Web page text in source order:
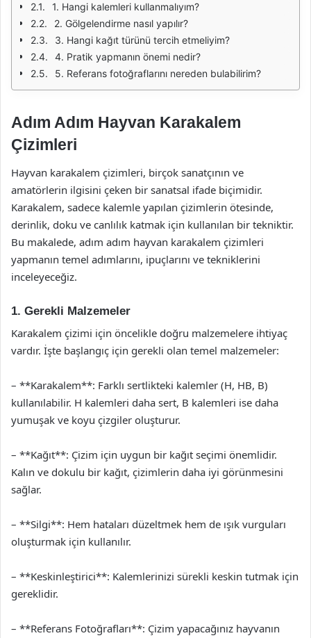
1. Hangi kalemleri kullanmalıyım?
2. Gölgelendirme nasıl yapılır?
3. Hangi kağıt türünü tercih etmeliyim?
4. Pratik yapmanın önemi nedir?
5. Referans fotoğraflarını nereden bulabilirim?
Adım Adım Hayvan Karakalem
Çizimleri
Hayvan karakalem çizimleri, birçok sanatçının ve
amatörlerin ilgisini çeken bir sanatsal ifade biçimidir.
Karakalem, sadece kalemle yapılan çizimlerin ötesinde,
derinlik, doku ve canlılık katmak için kullanılan bir tekniktir.
Bu makalede, adım adım hayvan karakalem çizimleri
yapmanın temel adımlarını, ipuçlarını ve tekniklerini
inceleyeceğiz.
1. Gerekli Malzemeler
Karakalem çizimi için öncelikle doğru malzemelere ihtiyaç
vardır. İşte başlangıç için gerekli olan temel malzemeler:
– **Karakalem**: Farklı sertlikteki kalemler (H, HB, B)
kullanılabilir. H kalemleri daha sert, B kalemleri ise daha
yumuşak ve koyu çizgiler oluşturur.
– **Kağıt**: Çizim için uygun bir kağıt seçimi önemlidir.
Kalın ve dokulu bir kağıt, çizimlerin daha iyi görünmesini
sağlar.
– **Silgi**: Hem hataları düzeltmek hem de ışık vurguları
oluşturmak için kullanılır.
– **Keskinleştirici**: Kalemlerinizi sürekli keskin tutmak için
gereklidir.
– **Referans Fotoğrafları**: Çizim yapacağınız hayvanın